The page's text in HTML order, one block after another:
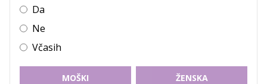
Da
Ne
Včasih
MOŠKI ŽENSKA